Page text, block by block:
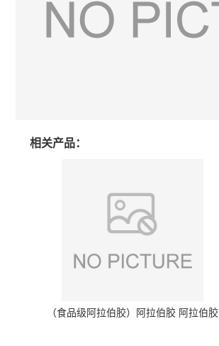
相关产品：
（食品级阿拉伯胶）阿拉伯胶 阿拉伯胶